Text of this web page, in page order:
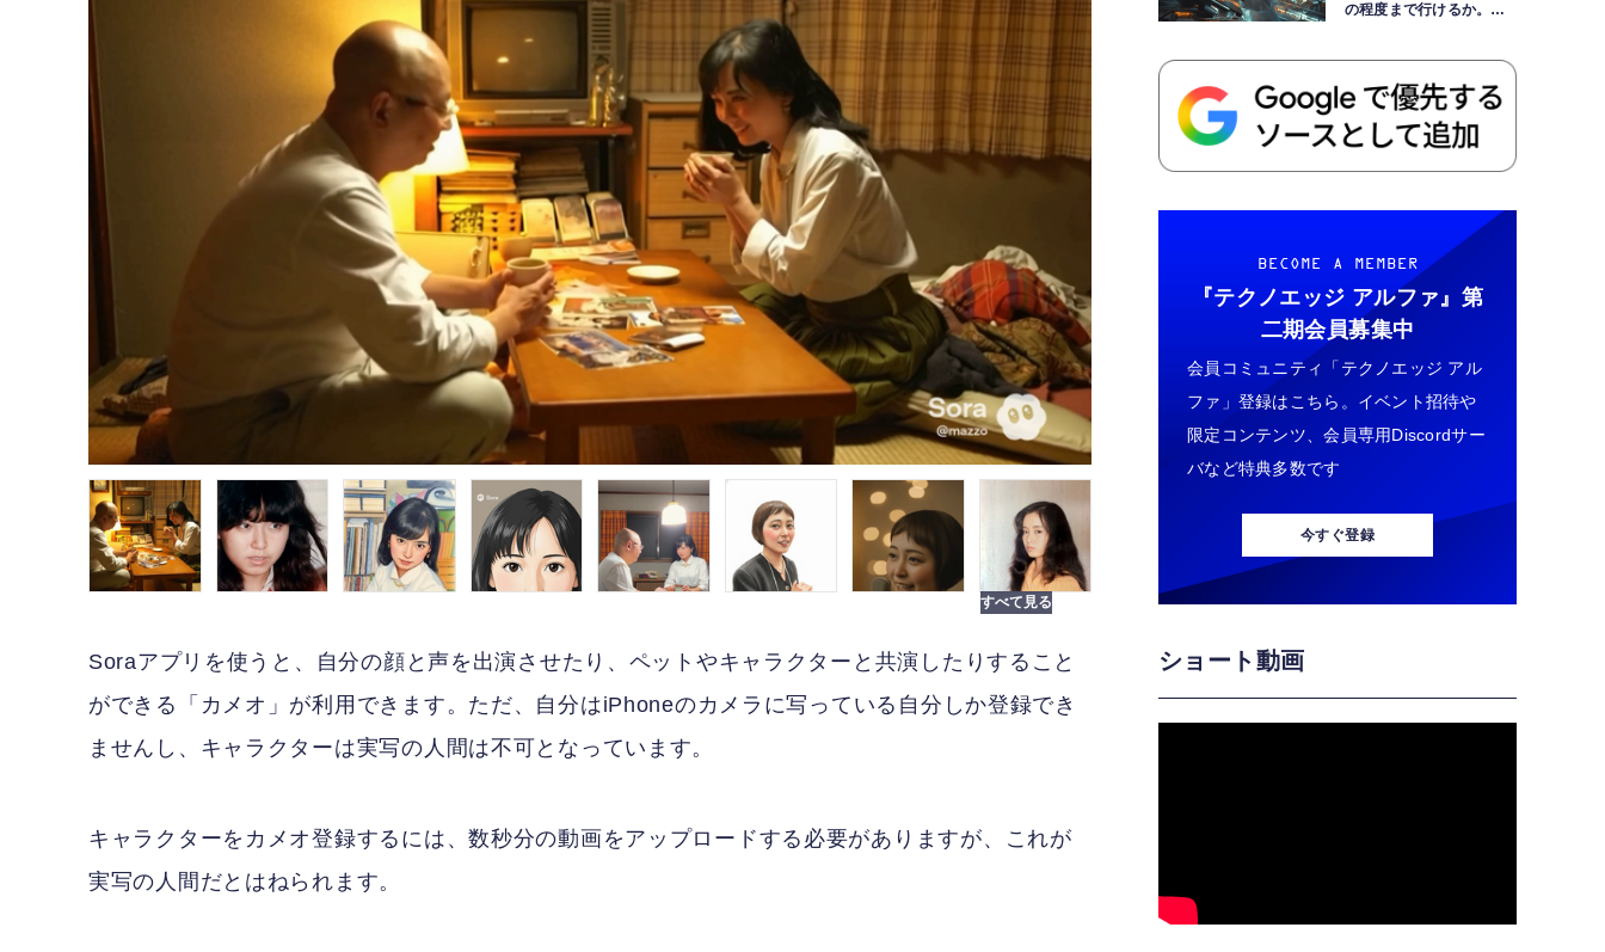
Soraアプリを使うと、自分の顔と声を出演させたり、ペットやキャラクターと共演したりすること
ができる「カメオ」が利用できます。ただ、自分はiPhoneのカメラに写っている自分しか登録でき
ませんし、キャラクターは実写の人間は不可となっています。
キャラクターをカメオ登録するには、数秒分の動画をアップロードする必要がありますが、これが
実写の人間だとはねられます。
の程度まで行けるか。
BECOME A MEMBER
『テクノエッジ アルファ』 第
二期会員募集中
会員コミュニティ「テクノエッジ アル
ファ」登録はこちら。イベント招待や
限定コンテンツ、会員専用Discordサー
バなど特典多数です
今すぐ登録
ショート動画